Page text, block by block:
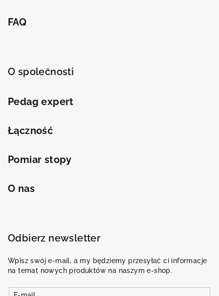
FAQ
O společnosti
Pedag expert
Łączność
Pomiar stopy
O nas
Odbierz newsletter
Wpisz swój e-mail, a my będziemy przesyłać ci informacje
na temat nowych produktów na naszym e-shop.